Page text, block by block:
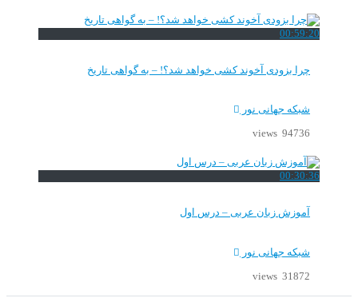
00:59:20
چرا بزودی آخوند کشی خواهد شد؟! – به گواهی تاریخ
شبکه جهانی نور
94736 views
00:30:36
آموزش زبان عربی – درس اول
شبکه جهانی نور
31872 views